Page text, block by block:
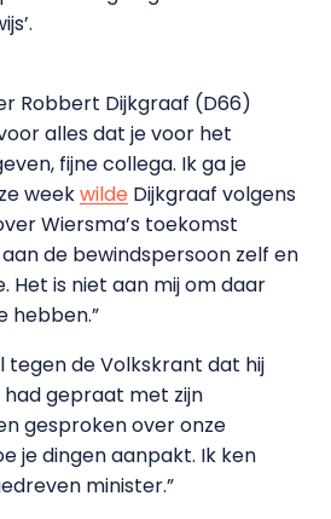
Robbert Dijkgraaf (D66)
alles dat je voor het
fijne collega. Ik ga je
weekwildeDijkgraaf volgens
Wiersma’s toekomst
de bewindspersoon zelf en
Het is niet aan mij om daar
hebben.”
tegen de Volkskrant dat hij
gepraat met zijn
gesproken over onze
je dingen aanpakt. Ik ken
minister.”